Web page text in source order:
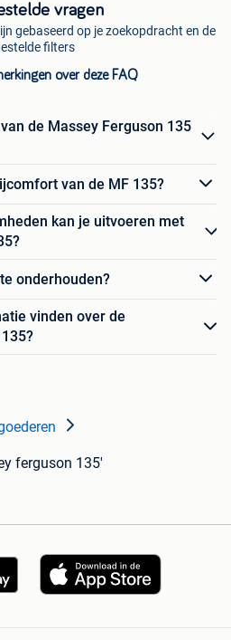
vragen
gebaseerd op je zoekopdracht en de
filters
over deze FAQ
de Massey Ferguson 135
van de MF 135?
kan je uitvoeren met
onderhouden?
vinden over de
ferguson 135'